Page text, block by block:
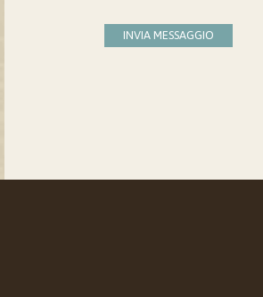
INVIA MESSAGGIO